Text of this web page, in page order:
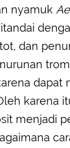
nyamuk
dan
dapat
karena
menjadi